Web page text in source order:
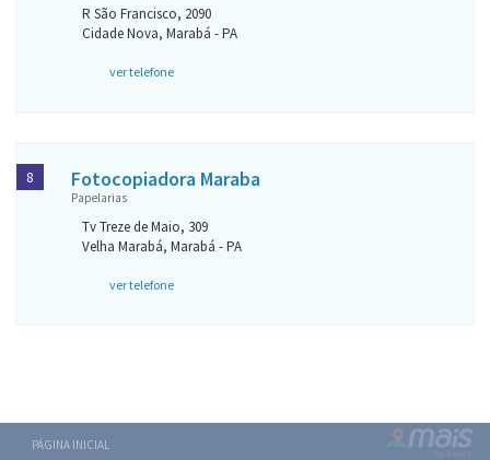
R São Francisco, 2090
Cidade Nova, Marabá - PA
ver telefone
Fotocopiadora Maraba
Papelarias
Tv Treze de Maio, 309
Velha Marabá, Marabá - PA
ver telefone
8
PÁGINA INICIAL